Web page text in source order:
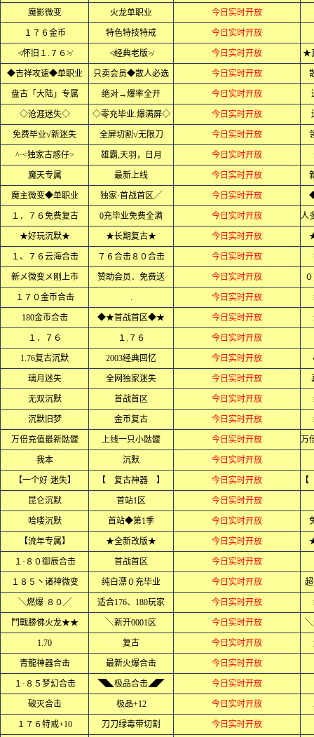
魔影微变 火龙单职业 今日实时开放
１７６金币 特色特技特戒 今日实时开放
≮怀旧１.７６≯ ≮经典老版≯ 今日实时开放 ★
◆吉祥攻速◆单职业 只卖会员◆散人必选 今日实时开放
盘古「大陆」专属 绝对→爆率全开 今日实时开放
◇沧涯迷失◇ ◇零充毕业.爆满屏◇ 今日实时开放
免费毕业√新迷失 全屏切割√无限刀 今日实时开放
^·<独家古惑仔> 雄霸,天羽，日月 今日实时开放
魔天专属 最新上线 今日实时开放
魔主微变◆单职业 独家·首战首区╱ 今日实时开放
１．７６免费复古 0充毕业免费全满 今日实时开放
★好玩沉默★ ★长期复古★ 今日实时开放
１、７６云海合击 ７６合击８０合击 今日实时开放
新メ微变メ刚上市 赞助会员．免费送 今日实时开放
１７０金币合击 . 今日实时开放
180金币合击 ◆★首战首区◆★ 今日实时开放
１．７６ １.７６ 今日实时开放
1.76复古沉默 2003经典回忆 今日实时开放
璃月迷失 全网独家迷失 今日实时开放
无双沉默 首战首区 今日实时开放
沉默旧梦 金币复古 今日实时开放
万倍充值最新骷髅 上线一只小骷髅 今日实时开放
我本 沉默 今日实时开放
【一个好·迷失】 【 复古神器 】 今日实时开放
昆仑沉默 首站1区 今日实时开放
哈喽沉默 首站◆第1季 今日实时开放
【流年专属】 ★全新改版★ 今日实时开放
１·８０御辰合击 首战首区 今日实时开放
１８５丶诸神微变 纯白漂０充毕业 今日实时开放
╲燃爆·８０╱ 适合176、180玩家 今日实时开放
鬥戰勝佛火龙★★ ╲新开0001区 今日实时开放 ╲
1.70 复古 今日实时开放
青龍神器合击 最新火爆合击 今日实时开放
１·８５梦幻合击 ◥◣极品合击◢◤ 今日实时开放
破灭合击 极品+12 今日实时开放
１７６特戒+10 刀刀绿毒带切割 今日实时开放